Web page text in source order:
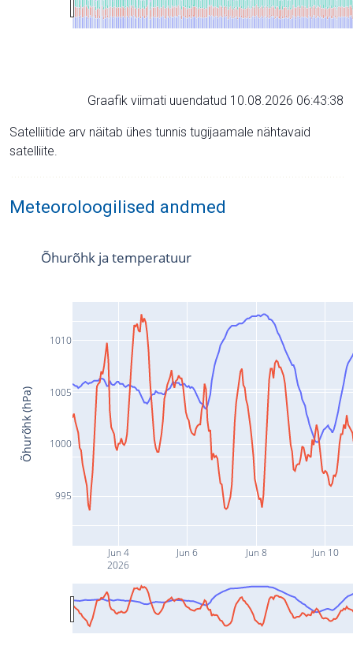
Graafik viimati uuendatud 10.08.2026 06:43:38
Satelliitide arv näitab ühes tunnis tugijaamale nähtavaid
satelliite.
Meteoroloogilised andmed
Jun 4
2026
Jun 6 Jun 8 Jun 10
995
1000
1005
1010
Õhurõhk ja temperatuur
Õhurõhk (hPa)